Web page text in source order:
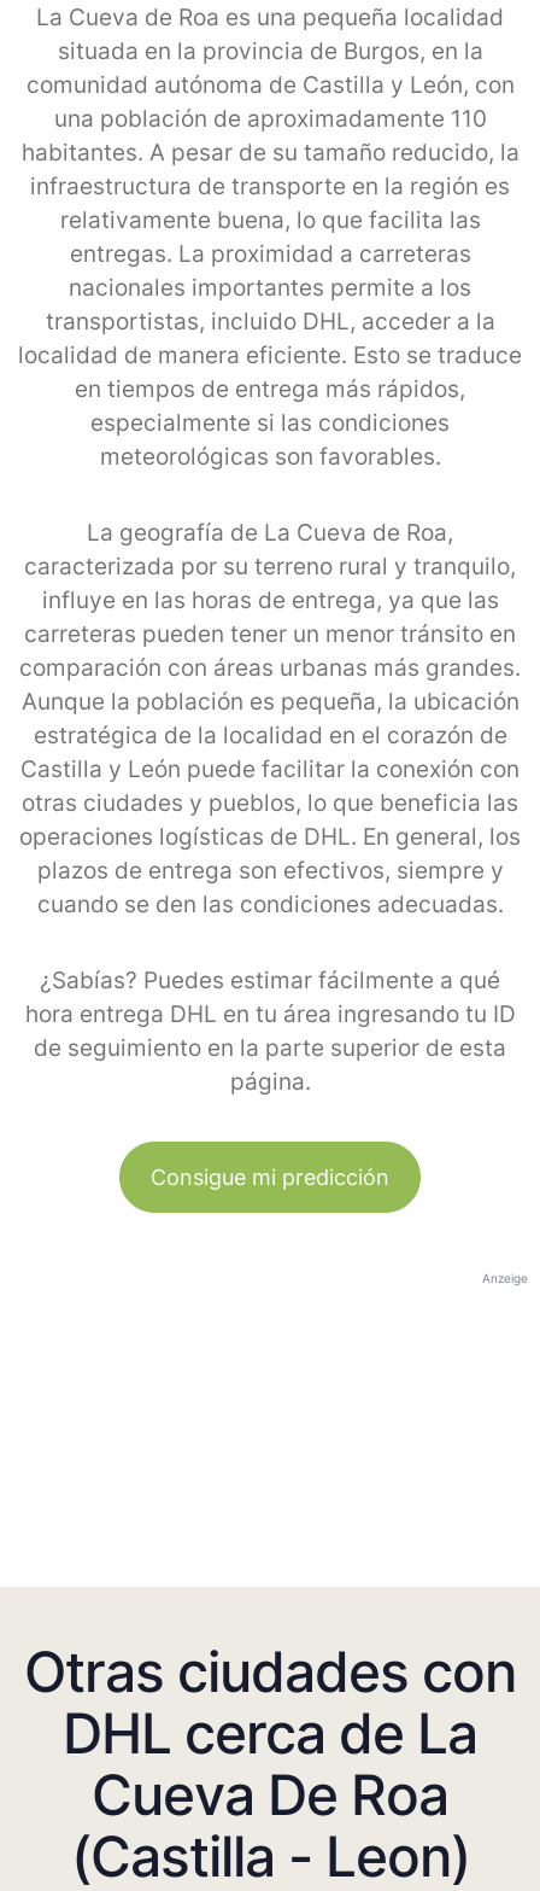
La Cueva de Roa es una pequeña localidad
situada en la provincia de Burgos, en la
comunidad autónoma de Castilla y León, con
una población de aproximadamente 110
habitantes. A pesar de su tamaño reducido, la
infraestructura de transporte en la región es
relativamente buena, lo que facilita las
entregas. La proximidad a carreteras
nacionales importantes permite a los
transportistas, incluido DHL, acceder a la
localidad de manera eficiente. Esto se traduce
en tiempos de entrega más rápidos,
especialmente si las condiciones
meteorológicas son favorables.
La geografía de La Cueva de Roa,
caracterizada por su terreno rural y tranquilo,
influye en las horas de entrega, ya que las
carreteras pueden tener un menor tránsito en
comparación con áreas urbanas más grandes.
Aunque la población es pequeña, la ubicación
estratégica de la localidad en el corazón de
Castilla y León puede facilitar la conexión con
otras ciudades y pueblos, lo que beneficia las
operaciones logísticas de DHL. En general, los
plazos de entrega son efectivos, siempre y
cuando se den las condiciones adecuadas.
¿Sabías? Puedes estimar fácilmente a qué
hora entrega DHL en tu área ingresando tu ID
de seguimiento en la parte superior de esta
página.
Consigue mi predicción
Anzeige
Otras ciudades con
DHL cerca de La
Cueva De Roa
(Castilla - Leon)